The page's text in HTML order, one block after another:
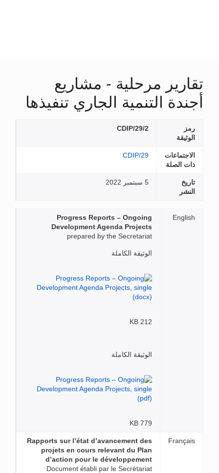
تقارير مرحلية - مشاريع
أجندة التنمية الجاري تنفيذها
رمز
الوثيقة
CDIP/29/2
الاجتماعات
ذات الصلة
CDIP/29
تاريخ
النشر
5 سبتمبر 2022
English
Progress Reports – Ongoing
Development Agenda Projects
prepared by the Secretariat
الوثيقة الكاملة
212 KB
الوثيقة الكاملة
779 KB
Français
Rapports sur l’état d’avancement des
projets en cours relevant du Plan
d’action pour le développement
Document établi par le Secrétariat